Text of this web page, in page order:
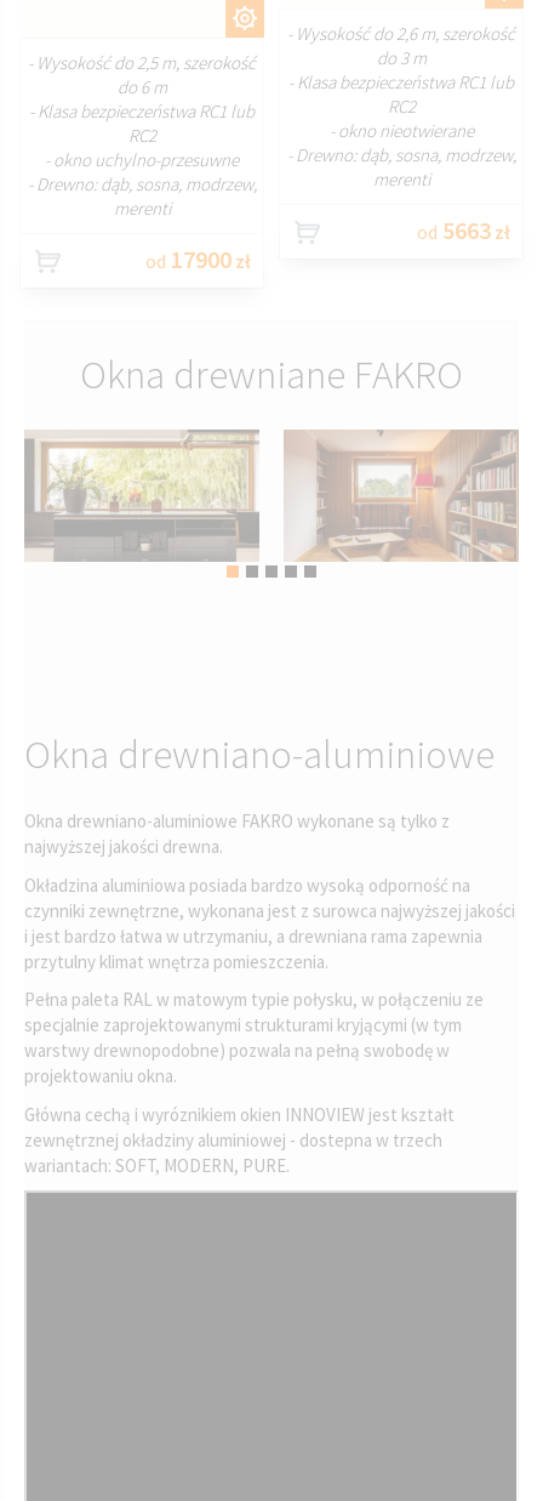
- Wysokość do 2,5 m, szerokość
do 6 m
- Klasa bezpieczeństwa RC1 lub
RC2
- okno uchylno-przesuwne
- Drewno: dąb, sosna, modrzew,
merenti
od 17900 zł
- Wysokość do 2,6 m, szerokość
do 3 m
- Klasa bezpieczeństwa RC1 lub
RC2
- okno nieotwierane
- Drewno: dąb, sosna, modrzew,
merenti
od 5663 zł
Okna drewniane FAKRO
Okna drewniano-aluminiowe
Okna drewniano-aluminiowe FAKRO wykonane są tylko z
najwyższej jakości drewna.
Okładzina aluminiowa posiada bardzo wysoką odporność na
czynniki zewnętrzne, wykonana jest z surowca najwyższej jakości
i jest bardzo łatwa w utrzymaniu, a drewniana rama zapewnia
przytulny klimat wnętrza pomieszczenia.
Pełna paleta RAL w matowym typie połysku, w połączeniu ze
specjalnie zaprojektowanymi strukturami kryjącymi (w tym
warstwy drewnopodobne) pozwala na pełną swobodę w
projektowaniu okna.
Główna cechą i wyróznikiem okien INNOVIEW jest kształt
zewnętrznej okładziny aluminiowej - dostepna w trzech
wariantach: SOFT, MODERN, PURE.